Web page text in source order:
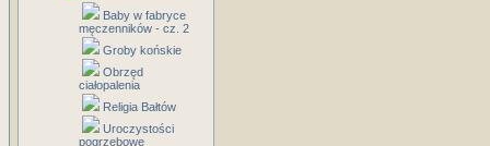
Baby w fabryce
męczenników - cz. 2
Groby końskie
Obrzęd
ciałopalenia
Religia Bałtów
Uroczystości
pogrzebowe